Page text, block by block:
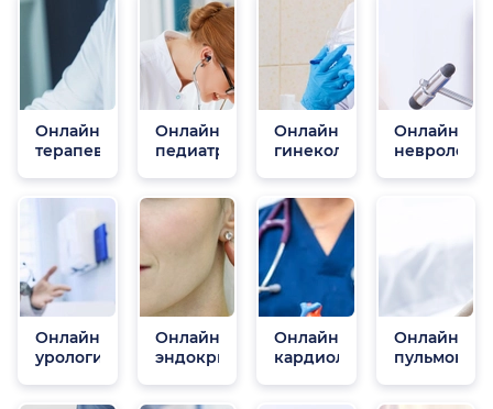
Онлайн
терапевты
Онлайн
педиатры
Онлайн
гинекологи
Онлайн
неврологи
Онлайн
урологи
Онлайн
эндокринологи
Онлайн
кардиологи
Онлайн